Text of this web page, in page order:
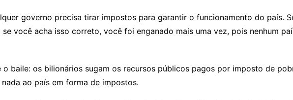
governo precisa tirar impostos para garantir o funcionamento do país.
se você acha isso correto, você foi enganado mais uma vez, pois nenhum
baile: os bilionários sugam os recursos públicos pagos por imposto de
ao país em forma de impostos.